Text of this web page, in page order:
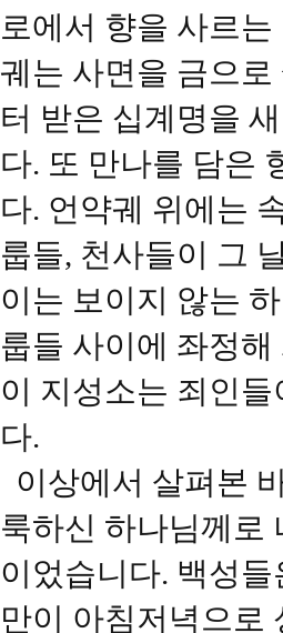
로에서 향을 사르
궤는 사면을 금으
터 받은 십계명을
다. 또 만나를 담은
다. 언약궤 위에는
룹들, 천사들이 그
이는 보이지 않는
룹들 사이에 좌정
이 지성소는 죄인
다.
이상에서 살펴본
룩하신 하나님께로
이었습니다. 백성
만이 아침저녁으로